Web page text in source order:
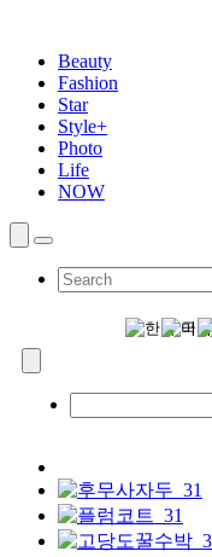
Beauty
Fashion
Star
Style+
Photo
Life
NOW